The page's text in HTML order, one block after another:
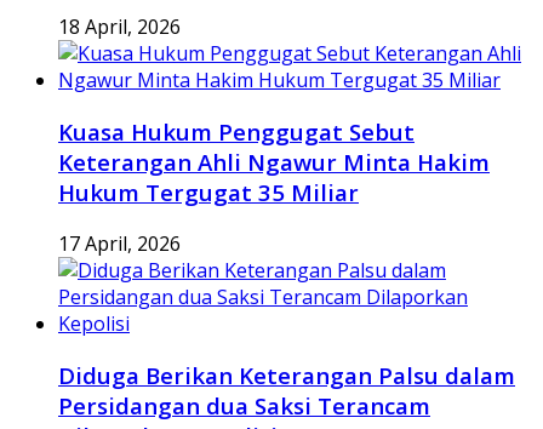
18 April, 2026
Kuasa Hukum Penggugat Sebut
Keterangan Ahli Ngawur Minta Hakim
Hukum Tergugat 35 Miliar
17 April, 2026
Diduga Berikan Keterangan Palsu dalam
Persidangan dua Saksi Terancam